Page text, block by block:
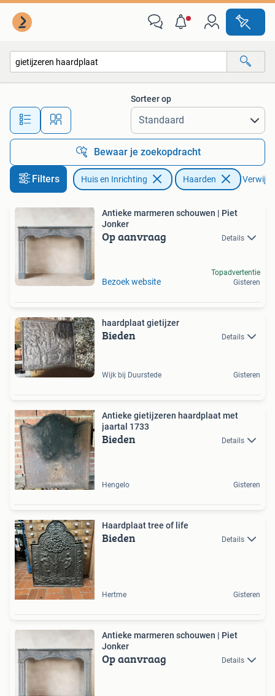
Alle afstanden…
Sorteer op
Bewaar je zoekopdracht
Filters Huis en Inrichting Haarden
Antieke marmeren schouwen | Piet
Jonker
Op aanvraag Details
Bezoek website
Topadvertentie
Gisteren
haardplaat gietijzer
Bieden Details
Wijk bij Duurstede Gisteren
Antieke gietijzeren haardplaat met
jaartal 1733
Bieden Details
Hengelo Gisteren
Haardplaat tree of life
Bieden Details
Hertme Gisteren
Antieke marmeren schouwen | Piet
Jonker
Op aanvraag Details